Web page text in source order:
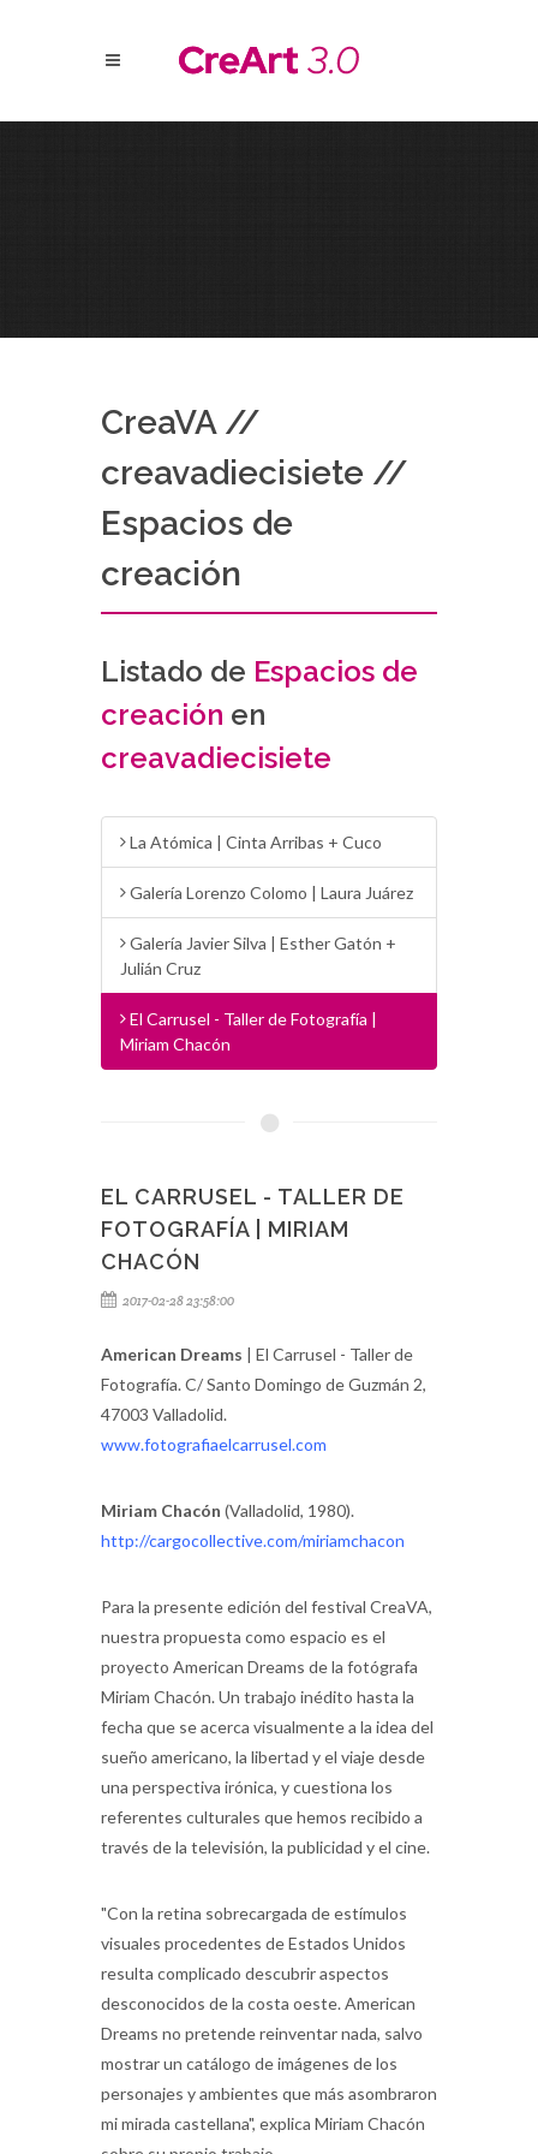
CreaVA //
creavadiecisiete //
Espacios de
creación
Listado de Espacios de
creación en
creavadiecisiete
La Atómica | Cinta Arribas + Cuco
Galería Lorenzo Colomo | Laura Juárez
Galería Javier Silva | Esther Gatón +
Julián Cruz
El Carrusel - Taller de Fotografía |
Miriam Chacón
EL CARRUSEL - TALLER DE
FOTOGRAFÍA | MIRIAM
CHACÓN
2017-02-28 23:58:00
American Dreams | El Carrusel - Taller de
Fotografía. C/ Santo Domingo de Guzmán 2,
47003 Valladolid.
www.fotografiaelcarrusel.com
Miriam Chacón (Valladolid, 1980).
http://cargocollective.com/miriamchacon
Para la presente edición del festival CreaVA,
nuestra propuesta como espacio es el
proyecto American Dreams de la fotógrafa
Miriam Chacón. Un trabajo inédito hasta la
fecha que se acerca visualmente a la idea del
sueño americano, la libertad y el viaje desde
una perspectiva irónica, y cuestiona los
referentes culturales que hemos recibido a
través de la televisión, la publicidad y el cine.
"Con la retina sobrecargada de estímulos
visuales procedentes de Estados Unidos
resulta complicado descubrir aspectos
desconocidos de la costa oeste. American
Dreams no pretende reinventar nada, salvo
mostrar un catálogo de imágenes de los
personajes y ambientes que más asombraron
mi mirada castellana", explica Miriam Chacón